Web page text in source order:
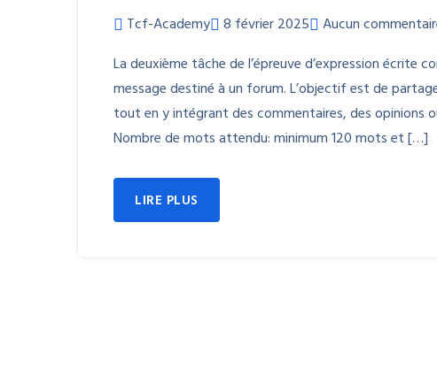
Tcf-Academy 8 février 2025
Aucun
La deuxième tâche de l’épreuve d’expression écrite
message destiné à un forum. L’objectif est de
tout en y intégrant des commentaires, des opinions
Nombre de mots attendu: minimum 120 mots et […]
LIRE PLUS